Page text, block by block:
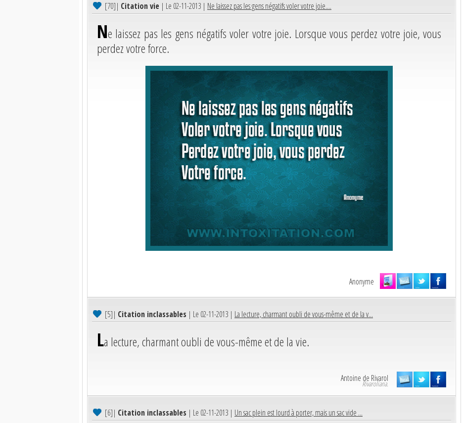
[70]| Citation vie | Le 02-11-2013 | Ne laissez pas les gens négatifs voler votre joie....
Ne laissez pas les gens négatifs voler votre joie. Lorsque vous perdez votre joie, vous
perdez votre force.
Anonyme
[5]| Citation inclassables | Le 02-11-2013 | La lecture, charmant oubli de vous-même et de la v...
La lecture, charmant oubli de vous-même et de la vie.
Antoine de Rivarol
Rivaroliana.
[6]| Citation inclassables | Le 02-11-2013 | Un sac plein est lourd à porter, mais un sac vide ...